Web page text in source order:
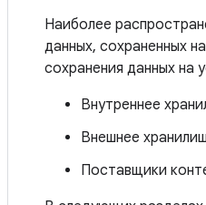
Наиболее
данных, сохраненных
сохранения данных на
Внутреннее
Внешнее
Поставщики